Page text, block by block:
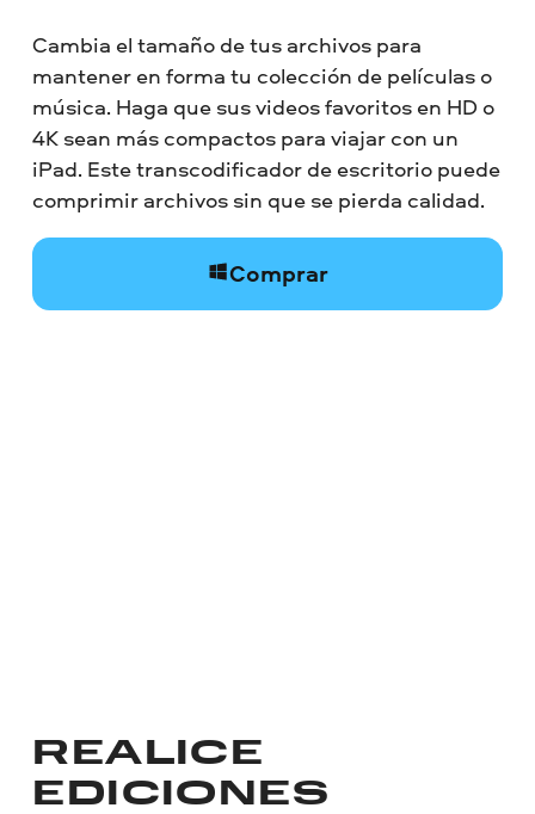
Cambia el tamaño de tus archivos para
mantener en forma tu colección de películas o
música. Haga que sus videos favoritos en HD o
4K sean más compactos para viajar con un
iPad. Este transcodificador de escritorio puede
comprimir archivos sin que se pierda calidad.
Comprar
REALICE
EDICIONES